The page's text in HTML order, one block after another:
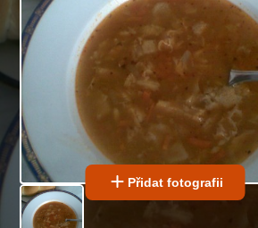
Přidat fotografii